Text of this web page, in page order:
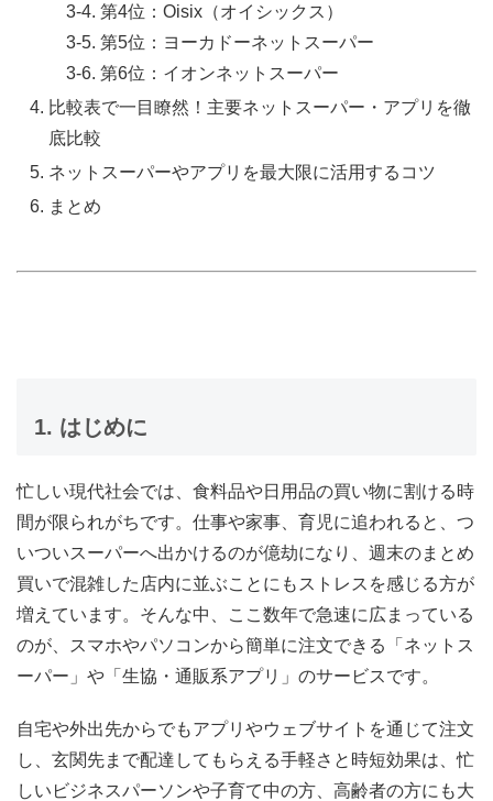
3-4. 第4位：Oisix（オイシックス）
3-5. 第5位：ヨーカドーネットスーパー
3-6. 第6位：イオンネットスーパー
比較表で一目瞭然！主要ネットスーパー・アプリを徹
底比較
ネットスーパーやアプリを最大限に活用するコツ
まとめ
1. はじめに
忙しい現代社会では、食料品や日用品の買い物に割ける時
間が限られがちです。仕事や家事、育児に追われると、つ
いついスーパーへ出かけるのが億劫になり、週末のまとめ
買いで混雑した店内に並ぶことにもストレスを感じる方が
増えています。そんな中、ここ数年で急速に広まっている
のが、スマホやパソコンから簡単に注文できる「ネットス
ーパー」や「生協・通販系アプリ」のサービスです。
自宅や外出先からでもアプリやウェブサイトを通じて注文
し、玄関先まで配達してもらえる手軽さと時短効果は、忙
しいビジネスパーソンや子育て中の方、高齢者の方にも大